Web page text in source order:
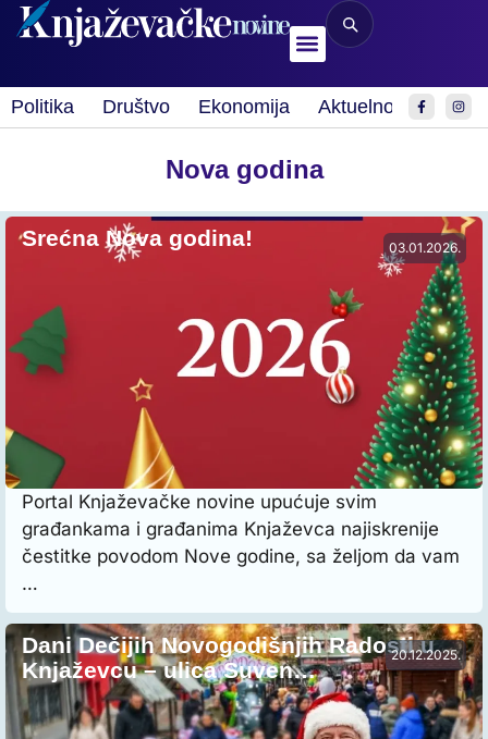
Politika Društvo Ekonomija Aktuelnosti Sport
Nova godina
03.01.2026.
Srećna Nova godina!
Portal Knjaževačke novine upućuje svim
građankama i građanima Knjaževca najiskrenije
čestitke povodom Nove godine, sa željom da vam
…
20.12.2025.
Dani Dečijih Novogodišnjih Radosti u
Knjaževcu – ulica Suven…